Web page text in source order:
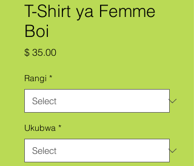
T-Shirt ya Femme
Boi
$ 35.00Price
Rangi *
Ukubwa *